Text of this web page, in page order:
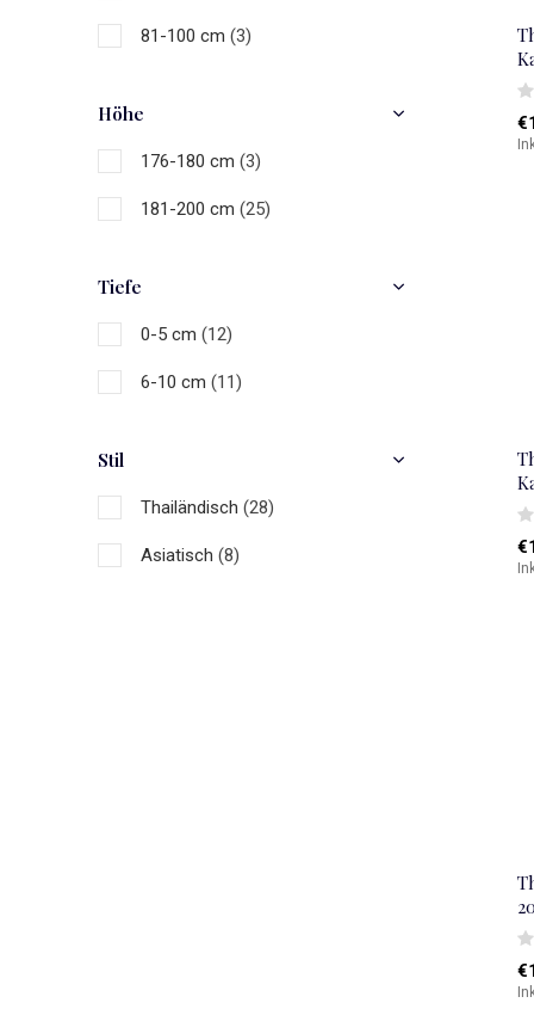
81-100 cm (3)
Höhe
176-180 cm (3)
181-200 cm (25)
Tiefe
0-5 cm (12)
6-10 cm (11)
Stil
Thailändisch (28)
Asiatisch (8)